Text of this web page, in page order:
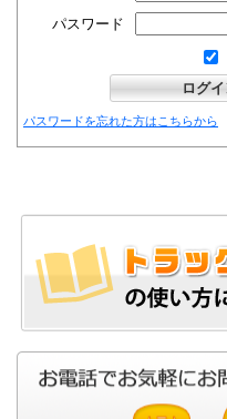
パスワード
パスワードを忘れた方はこちらから